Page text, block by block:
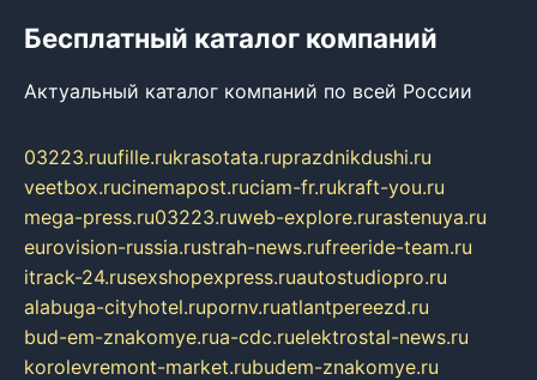
Бесплатный каталог компаний
Актуальный каталог компаний по всей России
03223.ruufille.rukrasotata.ruprazdnikdushi.ru
veetbox.rucinemapost.ruciam-fr.rukraft-you.ru
mega-press.ru03223.ruweb-explore.rurastenuya.ru
eurovision-russia.rustrah-news.rufreeride-team.ru
itrack-24.rusexshopexpress.ruautostudiopro.ru
alabuga-cityhotel.rupornv.ruatlantpereezd.ru
bud-em-znakomye.rua-cdc.ruelektrostal-news.ru
korolevremont-market.rubudem-znakomye.ru